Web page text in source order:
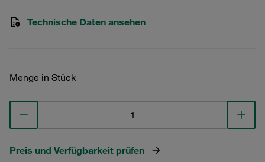
Technische Daten ansehen
Menge in Stück
Preis und Verfügbarkeit prüfen